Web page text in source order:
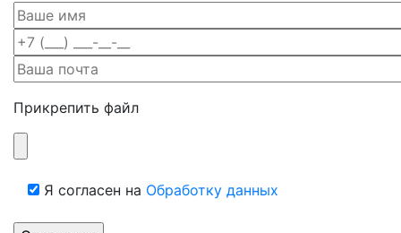
Прикрепить файл
Я согласен на Обработку данных